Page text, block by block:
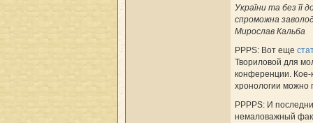
України та без її
спроможна
Мирослав Кальба
PPPS: Вот еще
Твориловой для
конференции. Кое-
хронологии можно
PPPPS: И
немаловажный